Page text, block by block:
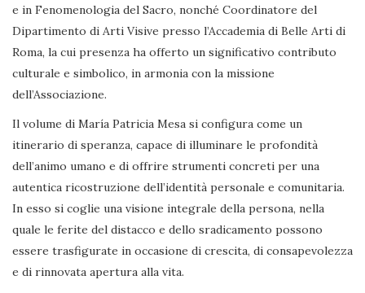
e in Fenomenologia del Sacro, nonché Coordinatore del
Dipartimento di Arti Visive presso l’Accademia di Belle Arti di
Roma, la cui presenza ha offerto un significativo contributo
culturale e simbolico, in armonia con la missione
dell’Associazione.
Il volume di María Patricia Mesa si configura come un
itinerario di speranza, capace di illuminare le profondità
dell’animo umano e di offrire strumenti concreti per una
autentica ricostruzione dell’identità personale e comunitaria.
In esso si coglie una visione integrale della persona, nella
quale le ferite del distacco e dello sradicamento possono
essere trasfigurate in occasione di crescita, di consapevolezza
e di rinnovata apertura alla vita.